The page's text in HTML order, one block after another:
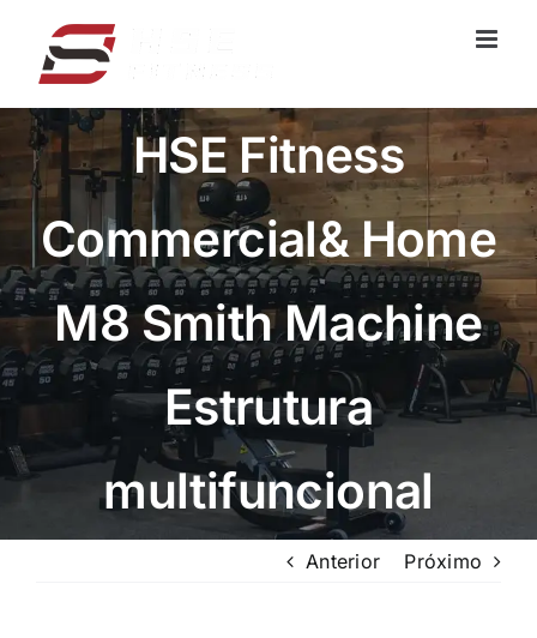
conteúdo
HSE Fitness
Commercial& Home
M8 Smith Machine
Estrutura
multifuncional
Anterior Próximo